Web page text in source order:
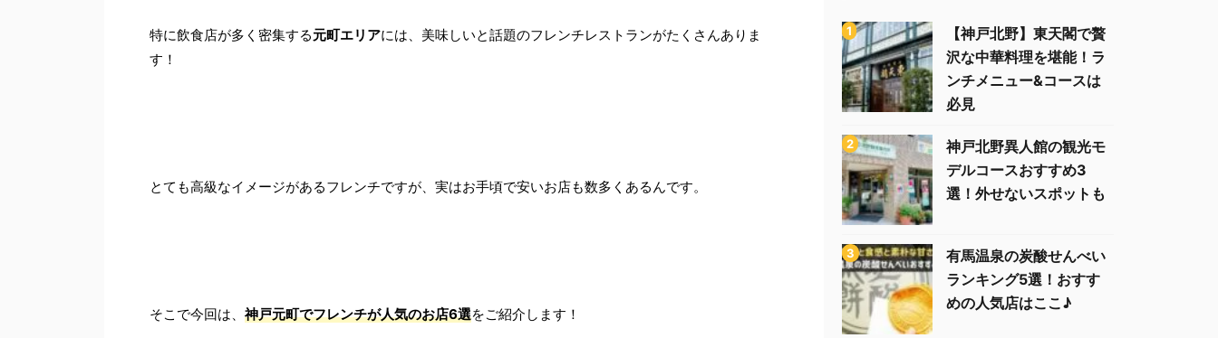
特に飲食店が多く密集する元町エリアには、美味しいと話題のフレンチレストランがたくさんありま
す！
とても高級なイメージがあるフレンチですが、実はお手頃で安いお店も数多くあるんです。
そこで今回は、 神戸元町でフレンチが人気のお店6選をご紹介します！
【神戸北野】東天閣で贅
沢な中華料理を堪能！ラ
ンチメニュー&コースは
必見
神戸北野異人館の観光モ
デルコースおすすめ3
選！外せないスポットも
有馬温泉の炭酸せんべい
ランキング5選！おすす
めの人気店はここ♪